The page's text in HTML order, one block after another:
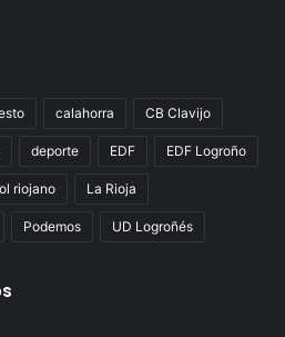
calahorra CB Clavijo
deporte EDF EDF Logroño
riojano La Rioja
Podemos UD Logroñés